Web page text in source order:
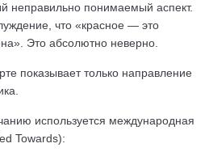
неправильно понимаемый аспект.
что «красное — это
Это абсолютно неверно.
показывает только направление
используется международная
Towards):